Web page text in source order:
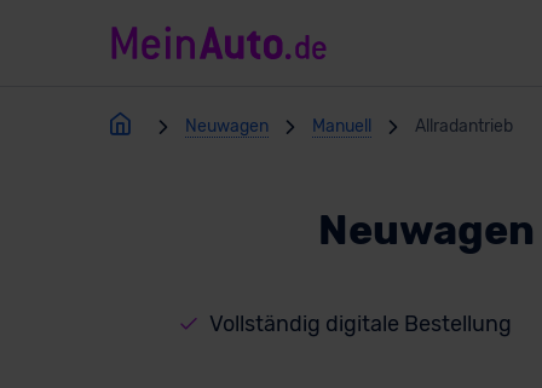
Neuwagen Manuell Allradantrieb
Vollständig digitale Bestellung